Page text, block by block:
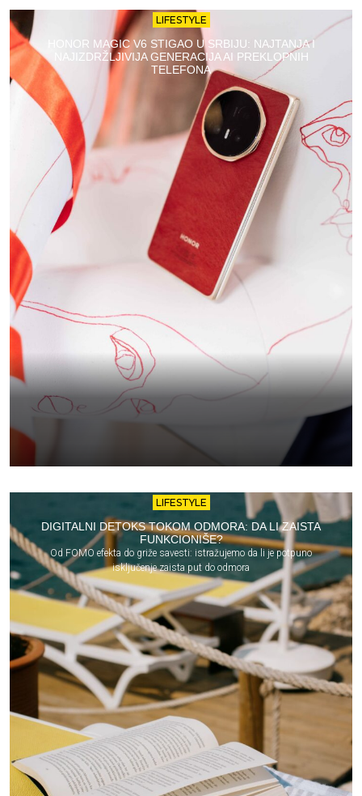
LIFESTYLE
HONOR MAGIC V6 STIGAO U SRBIJU: NAJTANJA I
NAJIZDRŽLJIVIJA GENERACIJA AI PREKLOPNIH
TELEFONA
LIFESTYLE
DIGITALNI DETOKS TOKOM ODMORA: DA LI ZAISTA
FUNKCIONIŠE?
Od FOMO efekta do griže savesti: istražujemo da li je potpuno
isključenje zaista put do odmora